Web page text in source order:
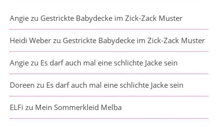
Angie zu Gestrickte Babydecke im Zick-Zack Muster
Heidi Weber zu Gestrickte Babydecke im Zick-Zack Muster
Angie zu Es darf auch mal eine schlichte Jacke sein
Doreen zu Es darf auch mal eine schlichte Jacke sein
ELFi zu Mein Sommerkleid Melba